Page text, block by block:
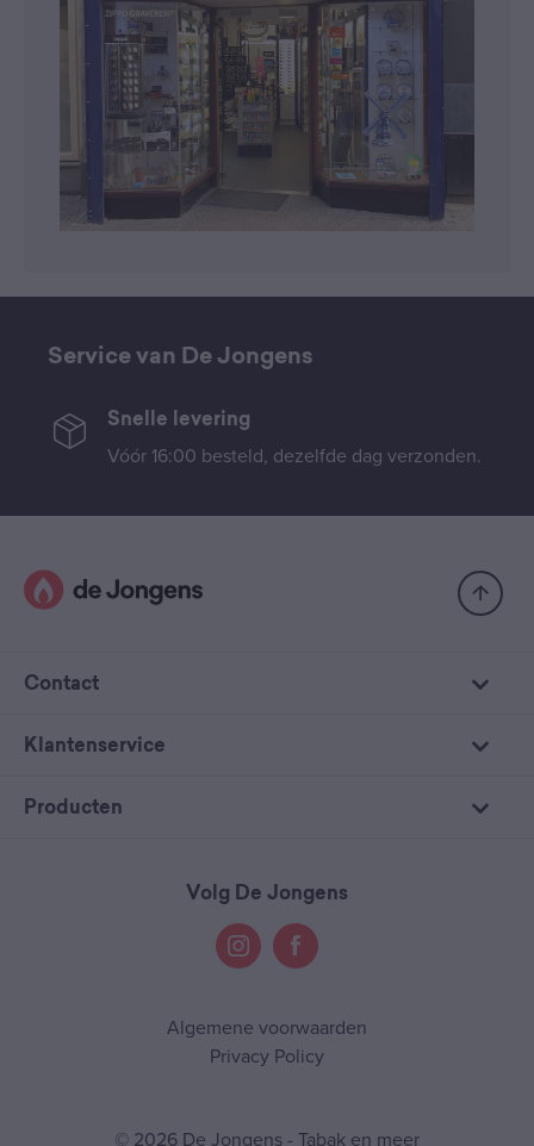
Service van De Jongens
Snelle levering
Vóór 16:00 besteld, dezelfde dag verzonden.
Contact
Klantenservice
Producten
Volg De Jongens
Algemene voorwaarden
Privacy Policy
© 2026 De Jongens - Tabak en meer